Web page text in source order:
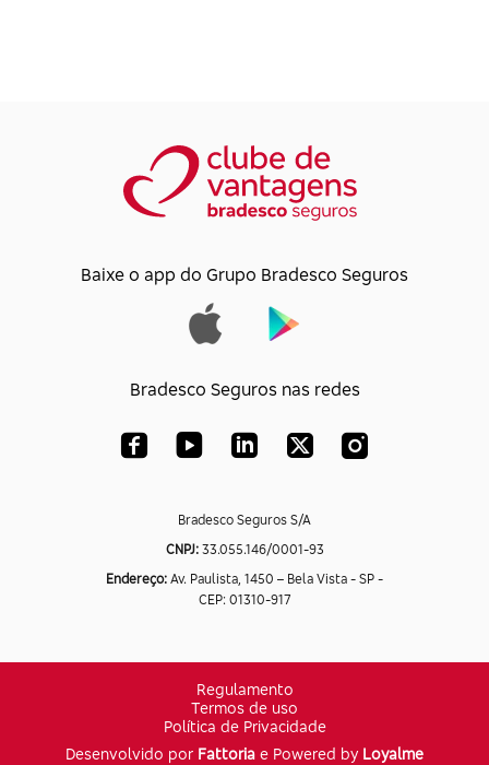
Baixe o app do Grupo Bradesco Seguros
Bradesco Seguros nas redes
Bradesco Seguros S/A
CNPJ:33.055.146/0001-93
Endereço: Av. Paulista, 1450 – Bela Vista - SP -
CEP: 01310-917
Regulamento
Termos de uso
Política de Privacidade
Desenvolvido por Fattoria e Powered by Loyalme